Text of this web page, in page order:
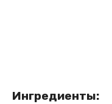
Ингредиенты: